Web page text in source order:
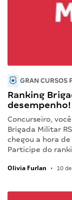
GRAN CURSOS
Ranking
desempenho!
Concurseiro,
Brigada Militar
chegou a hora
Participe do
Olivia Furlan • 10